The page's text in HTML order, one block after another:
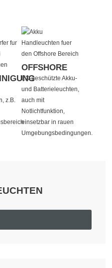
z.B.
OFFSHORE
EX-geschützte Akku-
und Batterieleuchten,
auch mit
Notlichtfunktion,
einsetzbar in rauen
Umgebungsbedingungen.